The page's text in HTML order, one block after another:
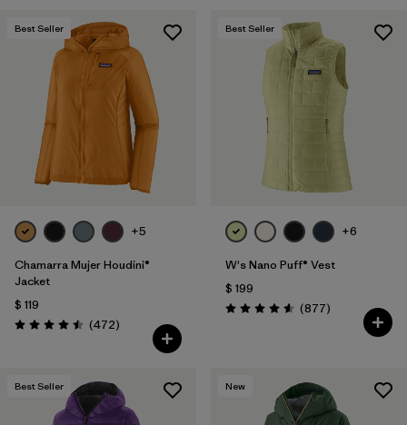
Best Seller
+5
Chamarra Mujer Houdini®
Jacket
$ 119
Valoración: 4.5 / 5
(472Comentarios
)
Best Seller
+6
W's Nano Puff® Vest
$ 199
Valoración: 4.6 / 5
(877Comentarios
)
Best Seller New